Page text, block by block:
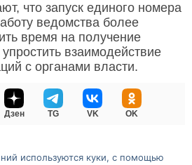
что запуск единого номера
ведомства более
время на получение
взаимодействие
с органами власти.
Дзен TG VK OK
используются куки, с помощью